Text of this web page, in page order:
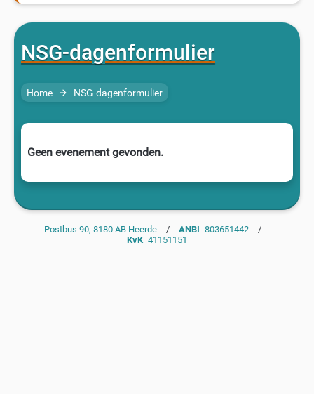
NSG-dagenformulier
Home arrow_forward NSG-dagenformulier
Geen evenement gevonden.
Postbus 90, 8180 AB Heerde/ ANBI 803651442/
KvK 41151151